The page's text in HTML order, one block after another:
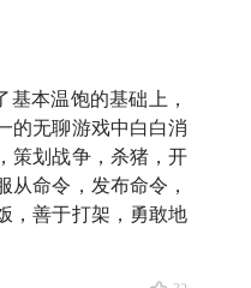
本温饱的基础上，
的无聊游戏中白白消
策划战争，杀猪，开
命令，发布命令，
，善于打架，勇敢地